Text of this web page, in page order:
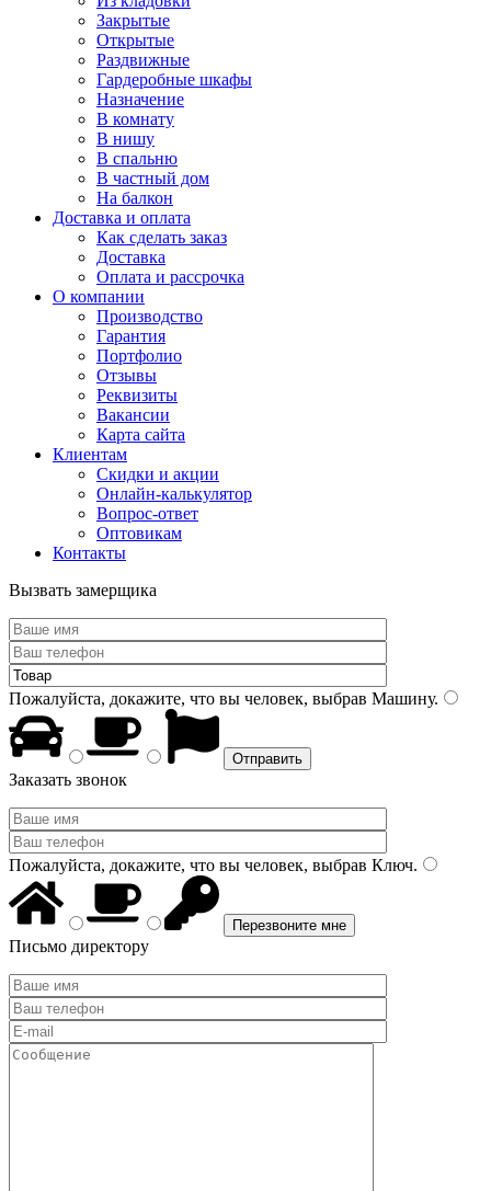
Закрытые
Открытые
Раздвижные
Гардеробные шкафы
Назначение
В комнату
В нишу
В спальню
В частный дом
На балкон
Доставка и оплата
Как сделать заказ
Доставка
Оплата и рассрочка
О компании
Производство
Гарантия
Портфолио
Отзывы
Реквизиты
Вакансии
Карта сайта
Клиентам
Скидки и акции
Онлайн-калькулятор
Вопрос-ответ
Оптовикам
Контакты
Вызвать замерщика
Пожалуйста, докажите, что вы человек, выбрав Машину.
Заказать звонок
Пожалуйста, докажите, что вы человек, выбрав Ключ.
Письмо директору